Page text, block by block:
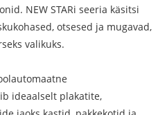
NEW STARi seeria käsitsi
otsesed ja mugavad,
valikuks.
ideaalselt plakatite,